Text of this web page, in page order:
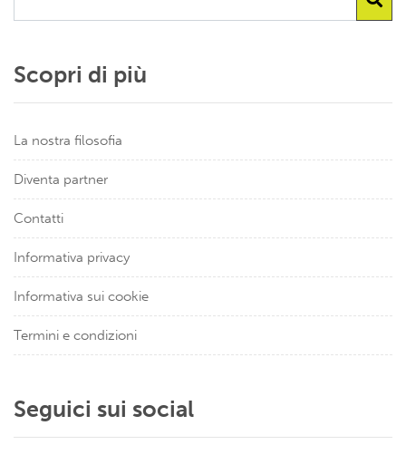
Scopri di più
La nostra filosofia
Diventa partner
Contatti
Informativa privacy
Informativa sui cookie
Termini e condizioni
Seguici sui social